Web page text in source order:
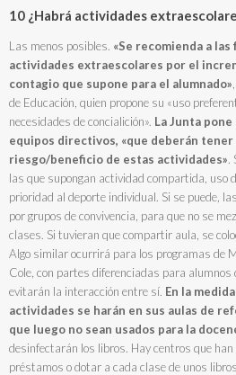
10 ¿Habrá actividades
Las menos posibles. «Se recomienda a
actividades extraescolares por el
contagio que supone para el alumnado»
de Educación, quien propone su «uso
necesidades de concialición». La Junta
equipos directivos, «que deberán tener
riesgo/beneficio de estas actividades».
las que supongan actividad compartida, uso
prioridad al deporte individual. Si se puede,
por grupos de convivencia, para que no se
clases. Si tuvieran que compartir aula, se
Algo similar ocurrirá para los programas de
Cole, con partes diferenciadas para
evitarán la interacción entre sí. En la
actividades se harán en sus aulas de
que luego no sean usados para la
desinfectarán los libros. Hay centros que
préstamos o dotar a cada clase de unos